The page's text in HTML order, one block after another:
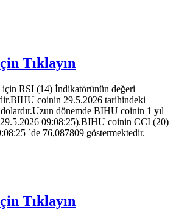
Tıklayın
RSI (14) İndikatörünün değeri
coinin 29.5.2026 tarihindeki
dönemde BIHU coinin 1 yıl
09:08:25).BIHU coinin CCI (20)
`de 76,087809 göstermektedir.
Tıklayın